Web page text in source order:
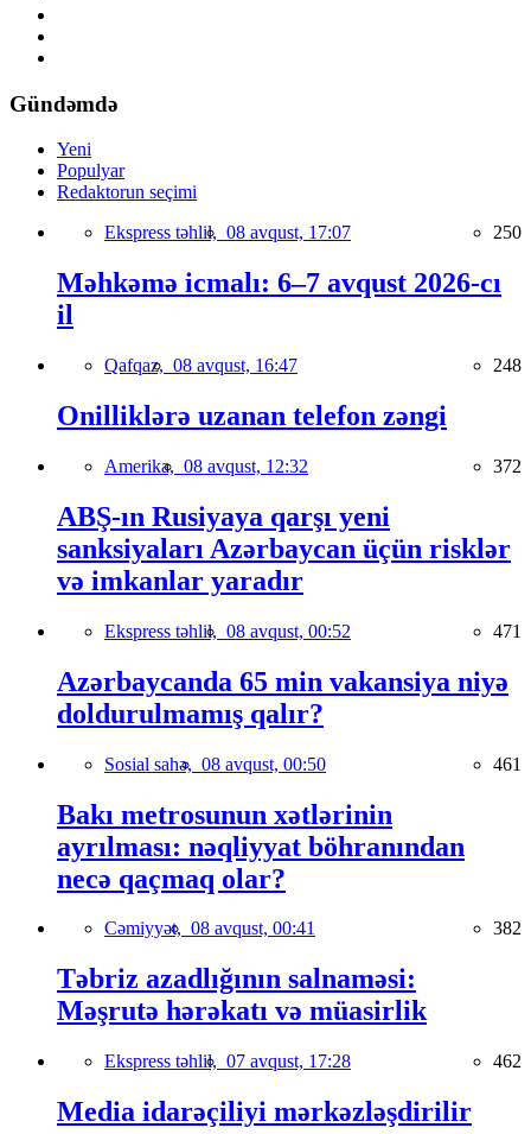
Gündəmdə
Yeni
Populyar
Redaktorun seçimi
Ekspress təhlil, 08 avqust, 17:07 250
Məhkəmə icmalı: 6–7 avqust 2026-cı
il
Qafqaz, 08 avqust, 16:47 248
Onilliklərə uzanan telefon zəngi
Amerika, 08 avqust, 12:32 372
ABŞ-ın Rusiyaya qarşı yeni
sanksiyaları Azərbaycan üçün risklər
və imkanlar yaradır
Ekspress təhlil, 08 avqust, 00:52 471
Azərbaycanda 65 min vakansiya niyə
doldurulmamış qalır?
Sosial sahə, 08 avqust, 00:50 461
Bakı metrosunun xətlərinin
ayrılması: nəqliyyat böhranından
necə qaçmaq olar?
Cəmiyyət, 08 avqust, 00:41 382
Təbriz azadlığının salnaməsi:
Məşrutə hərəkatı və müasirlik
Ekspress təhlil, 07 avqust, 17:28 462
Media idarəçiliyi mərkəzləşdirilir